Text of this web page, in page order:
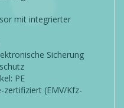
mit integrierter
Sicherung
PE
zertifiziert (EMV/Kfz-